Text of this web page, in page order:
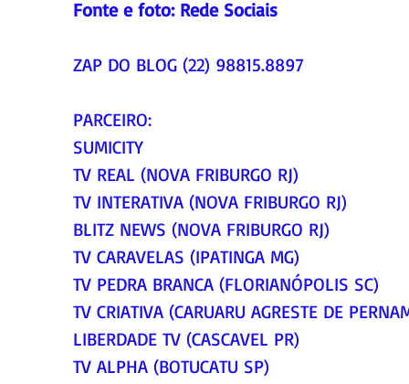
Fonte e foto: Rede Sociais
ZAP DO BLOG (22) 98815.8897
PARCEIRO:
SUMICITY
TV REAL (NOVA FRIBURGO RJ)
TV INTERATIVA (NOVA FRIBURGO RJ)
BLITZ NEWS (NOVA FRIBURGO RJ)
TV CARAVELAS (IPATINGA MG)
TV PEDRA BRANCA (FLORIANÓPOLIS SC)
TV CRIATIVA (CARUARU AGRESTE DE
LIBERDADE TV (CASCAVEL PR)
TV ALPHA (BOTUCATU SP)